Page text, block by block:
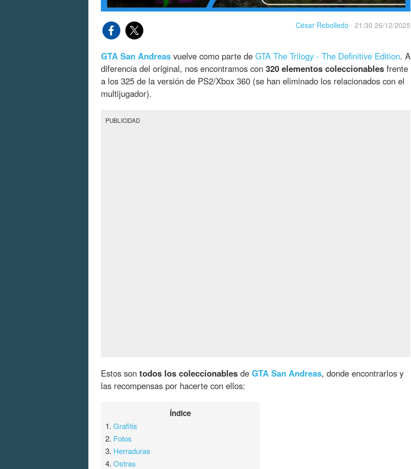
César Rebolledo · 21:30 26/12/2025
GTA San Andreas vuelve como parte de GTA The Trilogy - The Definitive Edition. A
diferencia del original, nos encontramos con 320 elementos coleccionables frente
a los 325 de la versión de PS2/Xbox 360 (se han eliminado los relacionados con el
multijugador).
PUBLICIDAD
Estos son todos los coleccionables de GTA San Andreas, donde encontrarlos y
las recompensas por hacerte con ellos:
Índice
1.Grafitis
2. Fotos
3. Herraduras
4.Ostras